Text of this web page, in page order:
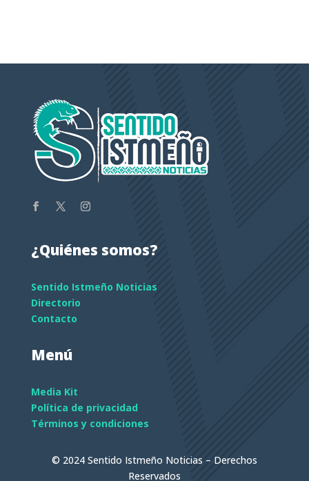
¿Quiénes somos?
Sentido Istmeño Noticias
Directorio
Contacto
Menú
Media Kit
Política de privacidad
Términos y condiciones
© 2024 Sentido Istmeño Noticias – Derechos
Reservados